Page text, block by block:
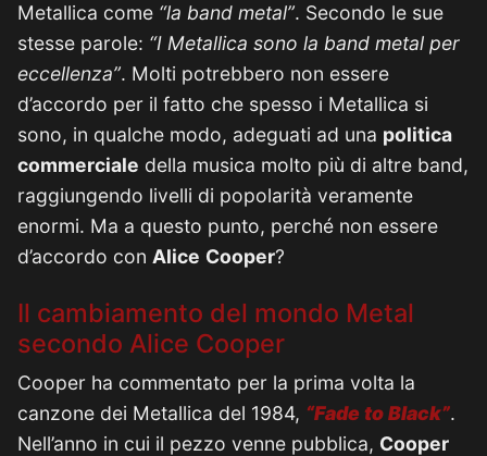
Metallica come “la band metal”. Secondo le sue
stesse parole: “I Metallica sono la band metal per
eccellenza”. Molti potrebbero non essere
d’accordo per il fatto che spesso i Metallica si
sono, in qualche modo, adeguati ad una politica
commerciale della musica molto più di altre band,
raggiungendo livelli di popolarità veramente
enormi. Ma a questo punto, perché non essere
d’accordo con Alice Cooper?
Il cambiamento del mondo Metal
secondo Alice Cooper
Cooper ha commentato per la prima volta la
canzone dei Metallica del 1984, “Fade to Black”.
Nell’anno in cui il pezzo venne pubblica, Cooper